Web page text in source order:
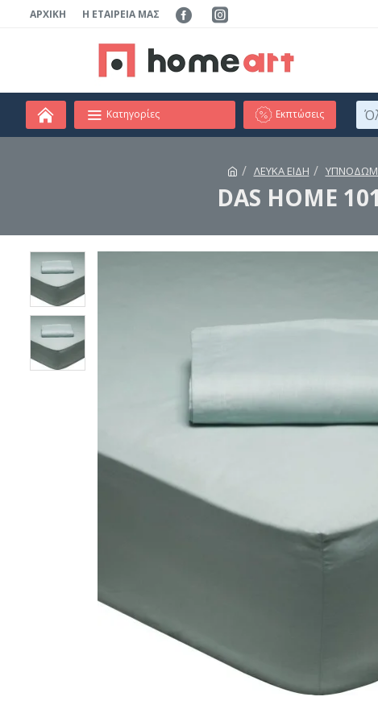
ΑΡΧΙΚΉ Η ΕΤΑΙΡΕΊΑ ΜΑΣ
Κατηγορίες Εκπτώσεις
ΛΕΥΚΑ ΕΙΔΗ
DAS HOME